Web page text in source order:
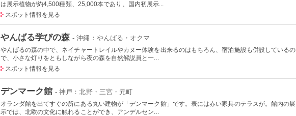
は展示植物が約4,500種類、25,000本であり、国内初展示...
スポット情報を見る
やんばる学びの森 - 沖縄：やんばる・オクマ
やんばるの森の中で、ネイチャートレイルやカヌー体験を出来るのはもちろん、宿泊施設も併設しているの
で、小さな灯りをともしながら夜の森を自然解説員と一...
スポット情報を見る
デンマーク館 - 神戸：北野・三宮・元町
オランダ館を出てすぐの所にある丸い建物が「デンマーク館」です。表には赤い家具のテラスが。館内の展
示では、北欧の文化に触れることができ、アンデルセン...